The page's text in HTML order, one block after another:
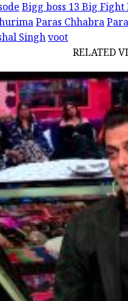
Bigg boss 13 Big Fight
Paras Chhabra
Singhvoot
RELATED